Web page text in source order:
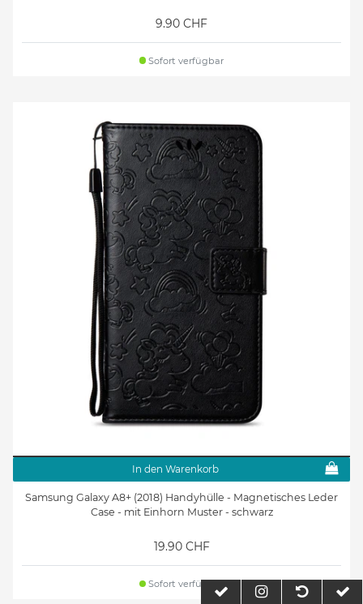
9.90 CHF
Sofort verfügbar
In den Warenkorb
Samsung Galaxy A8+ (2018) Handyhülle - Magnetisches Leder
Case - mit Einhorn Muster - schwarz
19.90 CHF
Sofort verfügbar